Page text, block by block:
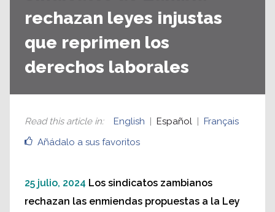
rechazan leyes injustas
que reprimen los
derechos laborales
Añádalo a sus favoritos
Read this article in: English Español Français
25 julio, 2024 Los sindicatos zambianos
rechazan las enmiendas propuestas a la Ley